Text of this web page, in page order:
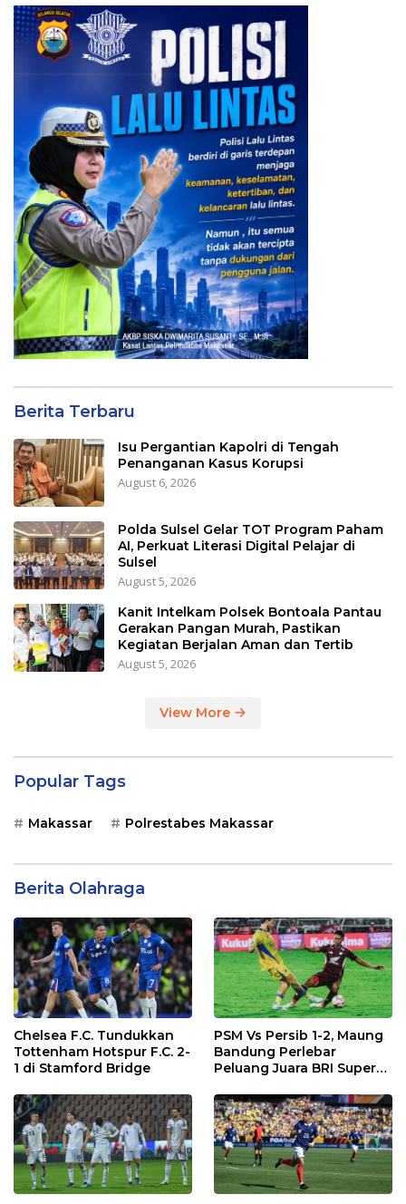
Berita Terbaru
Isu Pergantian Kapolri di Tengah
Penanganan Kasus Korupsi
August 6, 2026
Polda Sulsel Gelar TOT Program Paham
AI, Perkuat Literasi Digital Pelajar di
Sulsel
August 5, 2026
Kanit Intelkam Polsek Bontoala Pantau
Gerakan Pangan Murah, Pastikan
Kegiatan Berjalan Aman dan Tertib
August 5, 2026
View More
Popular Tags
Makassar Polrestabes Makassar
Berita Olahraga
Chelsea F.C. Tundukkan
Tottenham Hotspur F.C. 2-
1 di Stamford Bridge
PSM Vs Persib 1-2, Maung
Bandung Perlebar
Peluang Juara BRI Super